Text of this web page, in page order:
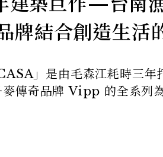
結合創造生活
」是由毛森江耗時三年
麥傳奇品牌 Vipp 的全系列